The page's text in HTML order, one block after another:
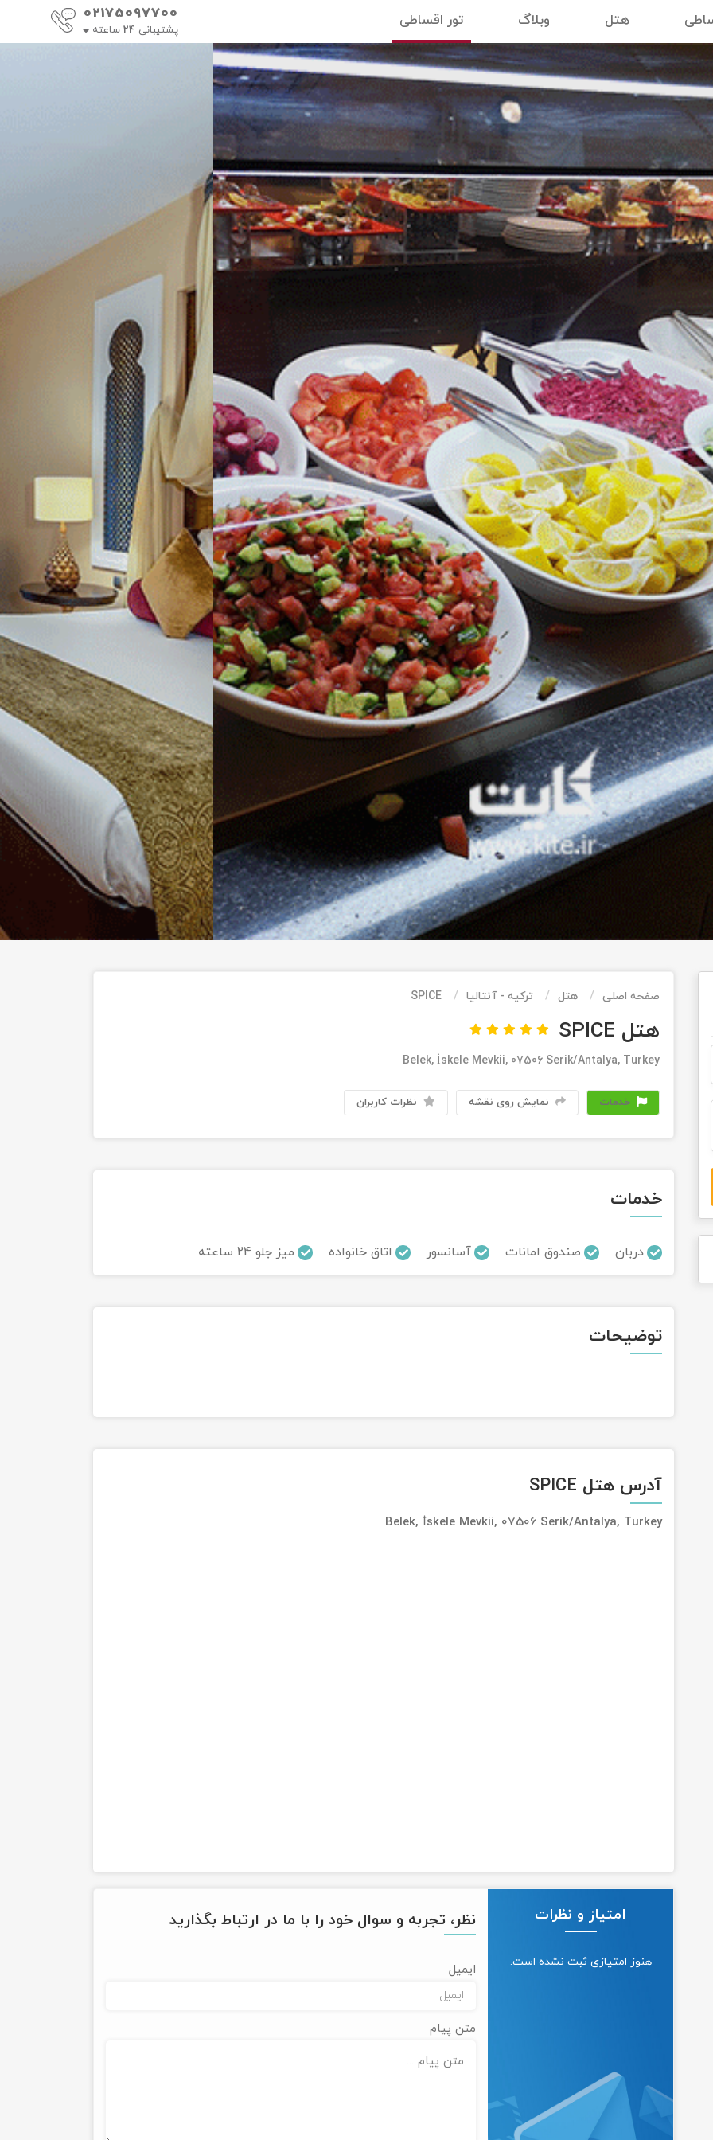
هتل وبلاگ تور اقساطی 02175097700
پشتیبانی 24 ساعته
صفحه اصلی هتل ترکیه - آنتالیا SPICE
هتل SPICE
Belek, İskele Mevkii, 07506 Serik/Antalya, Turkey
خدمات نمایش روی نقشه نظرات کاربران
خدمات
دربان صندوق امانات آسانسور اتاق خانواده میز جلو 24 ساعته
توضیحات
آدرس هتل SPICE
Belek, İskele Mevkii, 07506 Serik/Antalya, Turkey
امتیاز و نظرات
هنوز امتیازی ثبت نشده است.
نظر، تجربه و سوال خود را با ما در ارتباط بگذارید
ایمیل
متن پیام